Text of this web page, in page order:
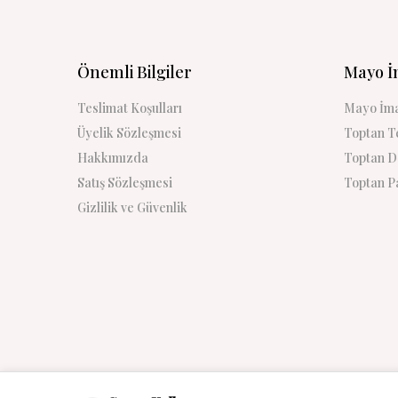
Önemli Bilgiler
Teslimat Koşulları
Üyelik Sözleşmesi
Hakkımızda
Satış Sözleşmesi
Gizlilik ve Güvenlik
Mayo
Mayo
Toptan
Toptan
Toptan